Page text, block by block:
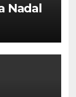
Nadal